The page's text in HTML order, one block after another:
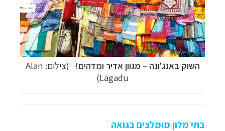
השוק באנג'ונה – מגוון אדיר ומדהים!
(צילום: Alan
Lagadu)
בתי מלון מומלצים בגואה